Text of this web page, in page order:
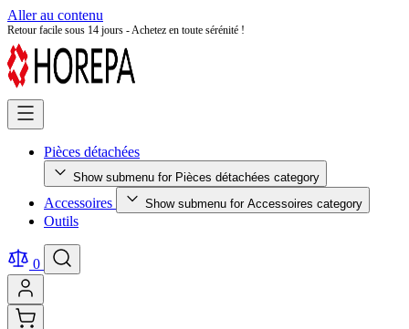
Aller au contenu
Retour facile sous 14 jours - Achetez en toute sérénité !
Pièces détachées
Show submenu for Pièces détachées category
Accessoires Show submenu for Accessoires category
Outils
0